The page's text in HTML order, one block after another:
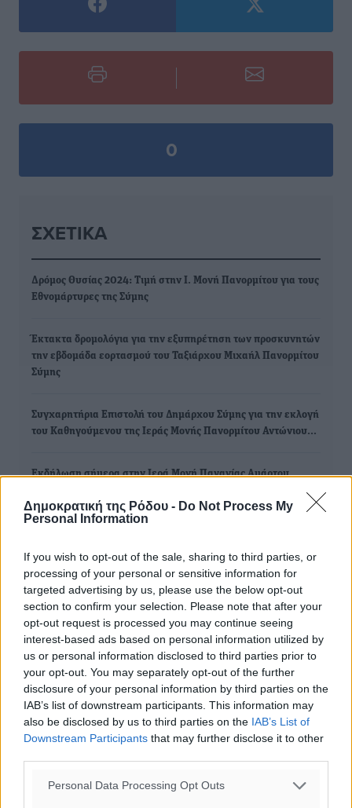
Δημοκρατική της Ρόδου - Do Not Process My
Personal Information
If you wish to opt-out of the sale, sharing to third parties, or
processing of your personal or sensitive information for
targeted advertising by us, please use the below opt-out
section to confirm your selection. Please note that after your
opt-out request is processed you may continue seeing
interest-based ads based on personal information utilized by
us or personal information disclosed to third parties prior to
your opt-out. You may separately opt-out of the further
disclosure of your personal information by third parties on the
IAB’s list of downstream participants. This information may
also be disclosed by us to third parties on the IAB’s List of
Downstream Participants that may further disclose it to other
Personal Data Processing Opt Outs
0
ΣΧΕΤΙΚΆ
Δρόμος Θυσίας 2024: Τιμή στην Ι. Μονή Πανορμίτου για τους
Εθνομάρτυρες της Σύμης
Έκτακτα δρομολόγια για την εξυπηρέτηση των προσκυνητών
την εβδομάδα εορτασμού του Ταξιάρχου Μιχαήλ Πανορμίτου
Σύμης
Συγχαρητήρια Επιστολή του Δημάρχου Σύμης για την εκλογή
του Καθηγούμενου της Ιεράς Μονής Πανορμίτου Αντώνιου…
Εκδήλωση σήμερα στην Ιερά Μονή Παναγίας Αμάρτου
ΤΟΠΙΚΈΣ ΕΙΔΉΣΕΙΣ
Τι αλλάζει το χωροταξικό στις τουριστικές επενδύσεις
07.08.26 · 18:41
ΤΟΠΙΚΈΣ ΕΙΔΉΣΕΙΣ
ΥΠΑΑΤ: 12,5 εκατ. ευρώ στις 13 Περιφέρειες για μέτρα
βιοασφάλειας
07.08.26 · 18:19
ΤΟΠΙΚΈΣ ΕΙΔΉΣΕΙΣ
«Γιατί οι Τούρκοι συρρέουν στα ελληνικά νησιά»:
Τουρκική εφημερίδα εξηγεί τους λόγους που οι
γείτονες προτιμούν την Ελλάδα για διακοπές